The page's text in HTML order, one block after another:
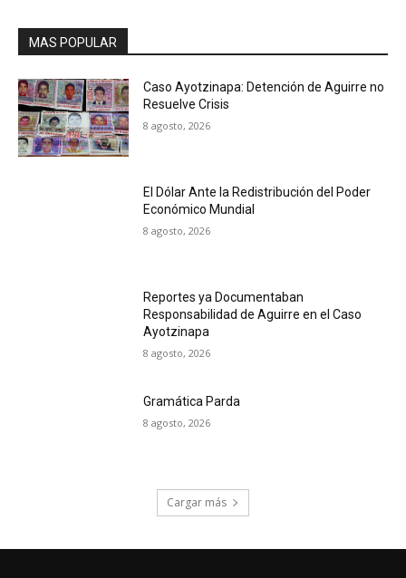
MAS POPULAR
Caso Ayotzinapa: Detención de Aguirre no
Resuelve Crisis
8 agosto, 2026
El Dólar Ante la Redistribución del Poder
Económico Mundial
8 agosto, 2026
Reportes ya Documentaban
Responsabilidad de Aguirre en el Caso
Ayotzinapa
8 agosto, 2026
Gramática Parda
8 agosto, 2026
Cargar más